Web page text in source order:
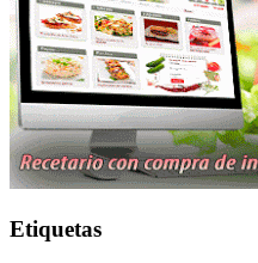
Etiquetas